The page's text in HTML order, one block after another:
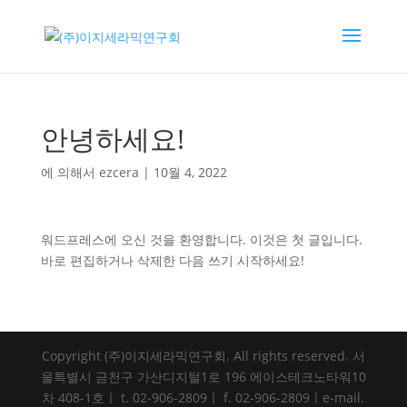
안녕하세요!
에 의해서 ezcera | 10월 4, 2022
워드프레스에 오신 것을 환영합니다. 이것은 첫 글입니다.
바로 편집하거나 삭제한 다음 쓰기 시작하세요!
Copyright (주)이지세라믹연구회. All rights reserved. 서
울특별시 금천구 가산디지털1로 196 에이스테크노타워10
차 408-1호ㅣ t. 02-906-2809ㅣ f. 02-906-2809ㅣe-mail.